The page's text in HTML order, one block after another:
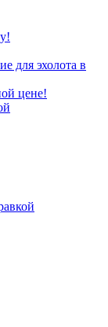
для эхолота в
цене!